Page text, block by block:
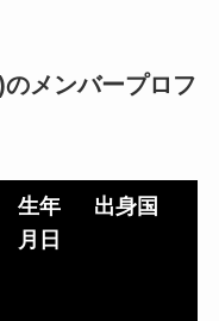
のメンバープロフ
生年
月日
出身国